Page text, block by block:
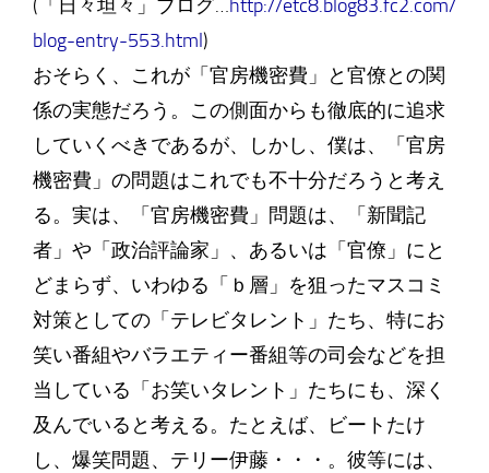
(「日々坦々」ブログ…http://etc8.blog83.fc2.com/
blog-entry-553.html)
おそらく、これが「官房機密費」と官僚との関
係の実態だろう。この側面からも徹底的に追求
していくべきであるが、しかし、僕は、「官房
機密費」の問題はこれでも不十分だろうと考え
る。実は、「官房機密費」問題は、「新聞記
者」や「政治評論家」、あるいは「官僚」にと
どまらず、いわゆる「ｂ層」を狙ったマスコミ
対策としての「テレビタレント」たち、特にお
笑い番組やバラエティー番組等の司会などを担
当している「お笑いタレント」たちにも、深く
及んでいると考える。たとえば、ビートたけ
し、爆笑問題、テリー伊藤・・・。彼等には、